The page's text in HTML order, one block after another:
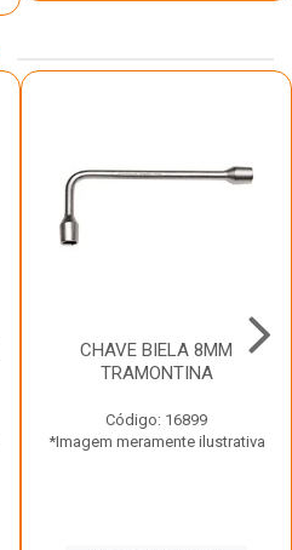
CHAVE BIELA 8MM
TRAMONTINA
Código: 16899
*Imagem meramente ilustrativa